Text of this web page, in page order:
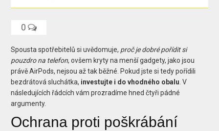
0
Spousta spotřebitelů si uvědomuje, proč je dobré pořídit si
pouzdro na telefon, ovšem kryty na menší gadgety, jako jsou
právě AirPods, nejsou až tak běžné. Pokud jste si tedy pořídili
bezdrátová sluchátka, investujte i do vhodného obalu. V
následujících řádcích vám prozradíme hned čtyři pádné
argumenty.
Ochrana proti poškrábání